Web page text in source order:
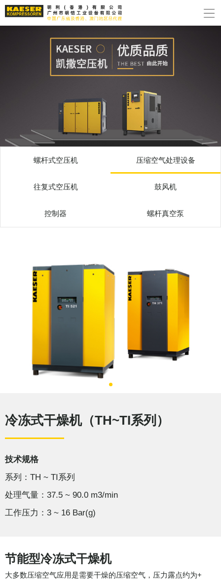
螺杆式空压机 压缩空气处理设备
往复式空压机 鼓风机
控制器 螺杆真空泵
冷冻式干燥机（TH~TI系列）
技术规格
系列：TH ~ TI系列
处理气量：37.5 ~ 90.0 m3/min
工作压力：3 ~ 16 Bar(g)
节能型冷冻式干燥机
大多数压缩空气应用是需要干燥的压缩空气，压力露点约为+